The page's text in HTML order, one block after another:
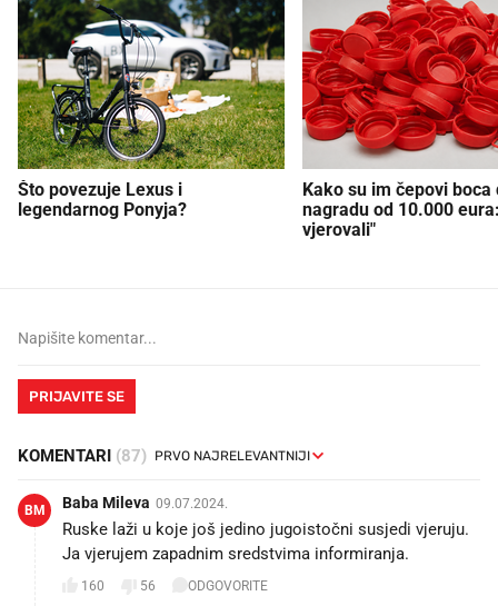
Što povezuje Lexus i
legendarnog Ponyja?
Kako su im čepovi boca
nagradu od 10.000
vjerovali"
PRIJAVITE SE
KOMENTARI (87)
BM Baba Mileva 09.07.2024.
Ruske laži u koje još jedino jugoistočni susjedi vjeruju.
Ja vjerujem zapadnim sredstvima informiranja.
160 56 ODGOVORITE